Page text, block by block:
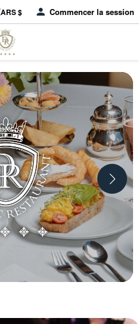
ARS $ Commencer la session